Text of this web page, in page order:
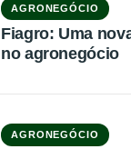
AGRONEGÓCIO
Fiagro: Uma
no agronegócio
AGRONEGÓCIO